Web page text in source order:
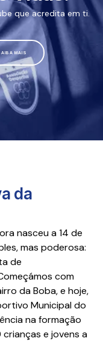
MAIS
que acredita em ti.
da
nasceu a 14 de
mas poderosa:
de
com
da Boba, e hoje,
Municipal do
na formação
e jovens a